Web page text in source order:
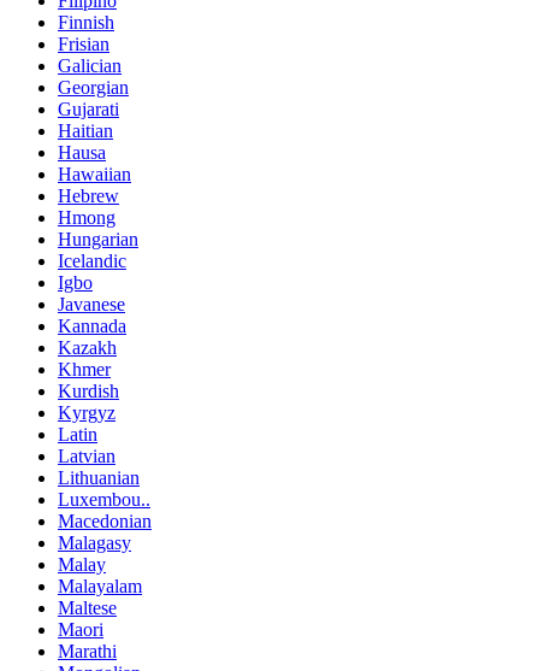
Finnish
Frisian
Galician
Georgian
Gujarati
Haitian
Hausa
Hawaiian
Hebrew
Hmong
Hungarian
Icelandic
Igbo
Javanese
Kannada
Kazakh
Khmer
Kurdish
Kyrgyz
Latin
Latvian
Lithuanian
Luxembou..
Macedonian
Malagasy
Malay
Malayalam
Maltese
Maori
Marathi